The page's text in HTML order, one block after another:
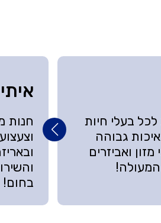
בעלי חיות
גבוהה
ואביזרים
איתי
חנות
בחום!